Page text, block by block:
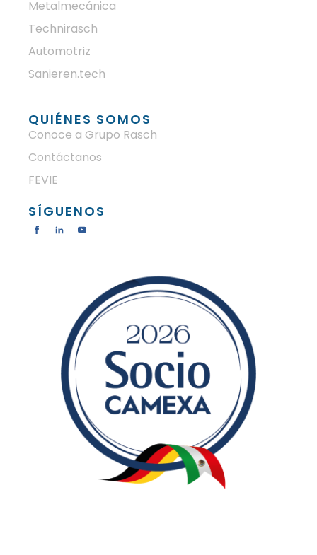
Metalmecánica
Technirasch
Automotriz
Sanieren.tech
QUIÉNES SOMOS
Conoce a Grupo Rasch
Contáctanos
FEVIE
SÍGUENOS